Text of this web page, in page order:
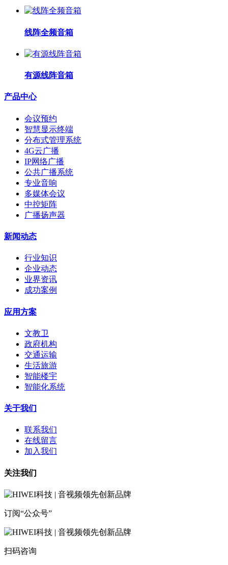
线阵全频音箱
有源线阵音箱
产品中心
会议预约
智慧显示终端
分布式管理系统
4G云广播
IP网络广播
公共广播系统
专业音响
多媒体会议
中控矩阵
广播扬声器
新闻动态
行业知识
企业动态
业界资讯
成功案例
应用方案
文教卫
政府机构
交通运输
生活旅游
智能楼宇
智能化系统
关于我们
联系我们
在线留言
加入我们
关注我们
订阅“公众号”
扫码咨询